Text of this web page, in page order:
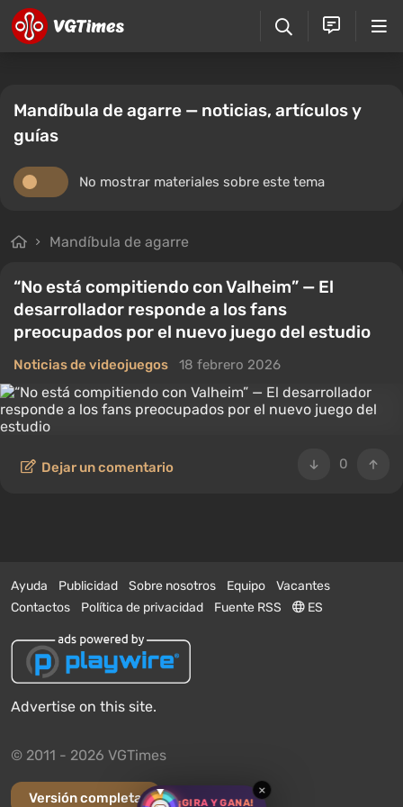
¡GIRA Y GANA!
×
Mandíbula de agarre — noticias, artículos y
guías
No mostrar materiales sobre este tema
Mandíbula de agarre
“No está compitiendo con Valheim” — El
desarrollador responde a los fans
preocupados por el nuevo juego del estudio
Noticias de videojuegos 18 febrero 2026
0
Dejar un comentario
Ayuda Publicidad Sobre nosotros Equipo
Vacantes
Contactos
Política de privacidad Fuente RSS ES
Advertise on this site.
© 2011 - 2026 VGTimes
Versión completa